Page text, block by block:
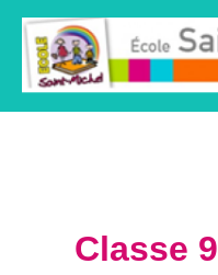
contenu
Classe 9